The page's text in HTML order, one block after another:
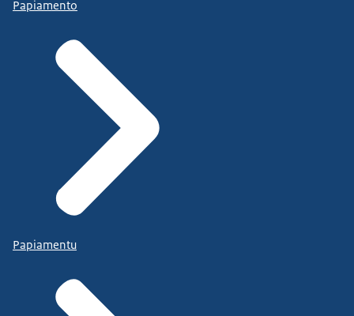
Papiamento
Papiamentu